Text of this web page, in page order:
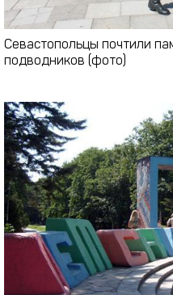
Севастопольцы почтили
подводников (фото)